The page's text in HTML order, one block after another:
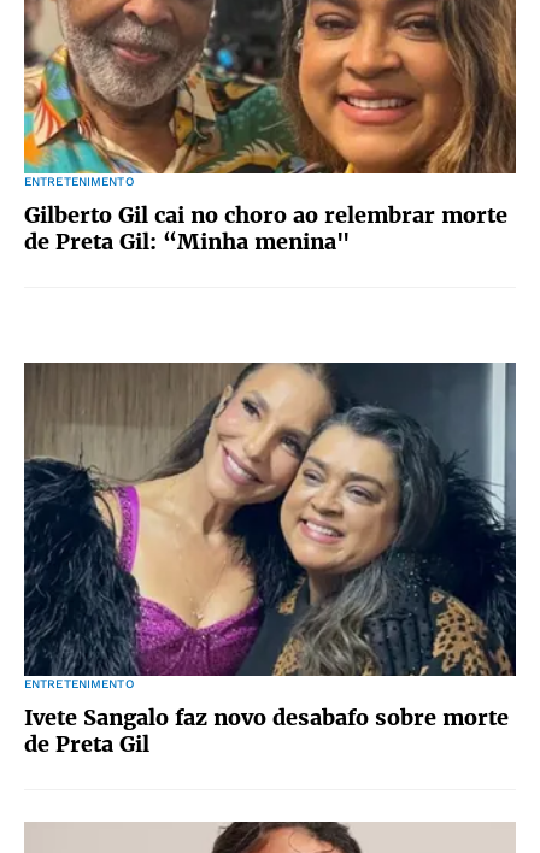
ENTRETENIMENTO
Gilberto Gil cai no choro ao relembrar morte
de Preta Gil: “Minha menina"
ENTRETENIMENTO
Ivete Sangalo faz novo desabafo sobre morte
de Preta Gil